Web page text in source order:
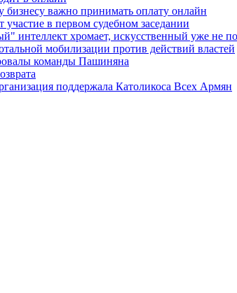
важно принимать оплату онлайн
в первом судебном заседании
интеллект хромает, искусственный уже не
мобилизации против действий властей
команды Пашиняна
поддержала Католикоса Всех Армян